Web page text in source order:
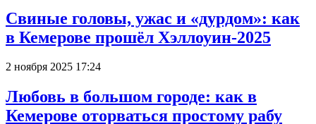
Свиные головы, ужас и «дурдом»: как
в Кемерове прошёл Хэллоуин-2025
2 ноября 2025 17:24
Любовь в большом городе: как в
Кемерове оторваться простому рабу